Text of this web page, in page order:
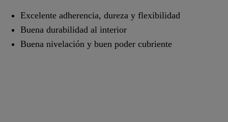
Excelente adherencia, dureza y flexibilidad
Buena durabilidad al interior
Buena nivelación y buen poder cubriente